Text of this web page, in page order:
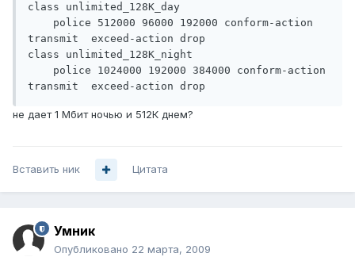
class unlimited_128K_day
police 512000 96000 192000 conform-action
transmit  exceed-action drop
class unlimited_128K_night
police 1024000 192000 384000 conform-action
transmit  exceed-action drop
не дает 1 Мбит ночью и 512К днем?
Вставить ник Цитата
Умник
Опубликовано 22 марта, 2009